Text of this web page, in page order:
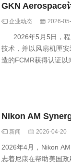
GKN Aerospace
企业动态 2026-
2026年5月5日，程
技术，并以风扇机匣
造的FCMR获得认证以
新闻 2026-04-20
2026年4月，Nikon
志着尼康在帮助美国